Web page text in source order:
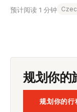
预计阅读 1 分钟
规划你的
规划你的行